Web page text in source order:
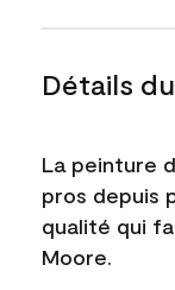
Détails
La peinture
pros depuis
qualité qui
Moore.